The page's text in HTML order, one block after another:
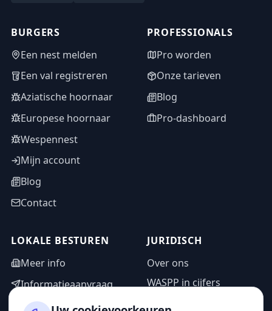
BURGERS
Een nest melden
Een val registreren
Aziatische hoornaar
Europese hoornaar
Wespennest
Mijn account
Blog
Contact
PROFESSIONALS
Pro worden
Onze tarieven
Blog
Pro-dashboard
LOKALE BESTUREN
Meer info
Informatieaanvraag
Adminzone
JURIDISCH
Over ons
WASPP in cijfers